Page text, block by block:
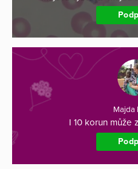
Majda
I 10 korun může